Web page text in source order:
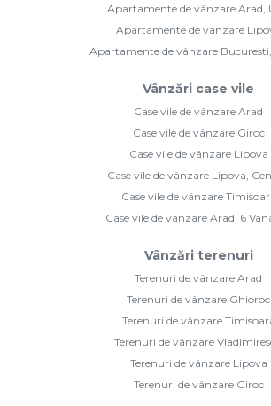
Apartamente de vânzare Arad,
Apartamente de vânzare
Apartamente de vânzare
Vânzări case vile
Case vile de vânzare Arad
Case vile de vânzare Giroc
Case vile de vânzare Lipova
Case vile de vânzare Lipova,
Case vile de vânzare
Case vile de vânzare Arad, 6
Vânzări terenuri
Terenuri de vânzare Arad
Terenuri de vânzare Ghioroc
Terenuri de vânzare
Terenuri de vânzare
Terenuri de vânzare Lipova
Terenuri de vânzare Giroc